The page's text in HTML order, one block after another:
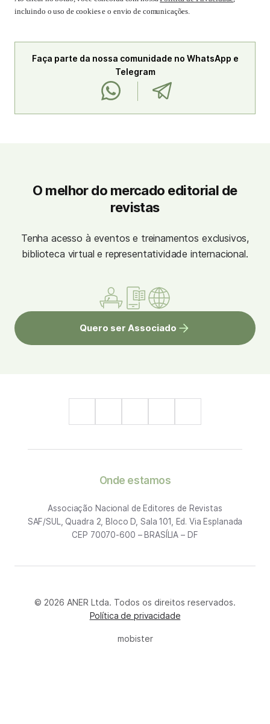
incluindo o uso de cookies e o envio de comunicações.
Faça parte da nossa comunidade no WhatsApp e
Telegram
O melhor do mercado editorial de
revistas
Tenha acesso à eventos e treinamentos exclusivos,
biblioteca virtual e representatividade internacional.
Quero ser Associado
Onde estamos
Associação Nacional de Editores de Revistas
SAF/SUL, Quadra 2, Bloco D, Sala 101, Ed. Via Esplanada
CEP 70070-600 – BRASÍLIA – DF
© 2026 ANER Ltda. Todos os direitos reservados.
Política de privacidade
mobister